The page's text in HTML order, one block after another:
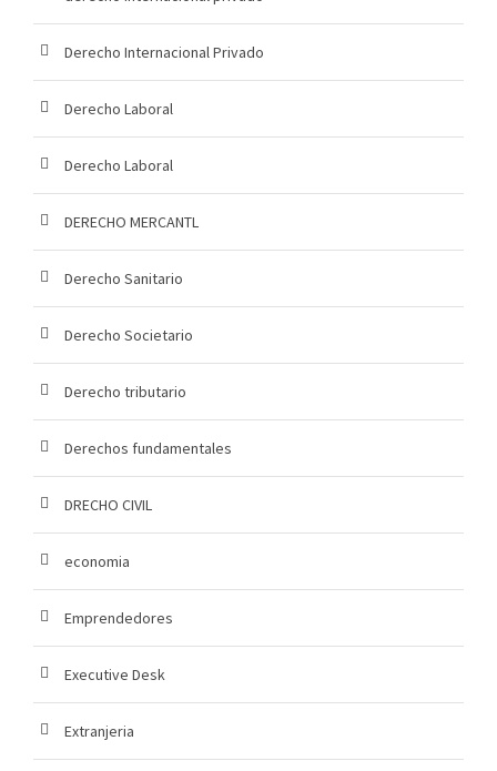
Derecho Internacional Privado
Derecho Laboral
Derecho Laboral
DERECHO MERCANTL
Derecho Sanitario
Derecho Societario
Derecho tributario
Derechos fundamentales
DRECHO CIVIL
economia
Emprendedores
Executive Desk
Extranjeria